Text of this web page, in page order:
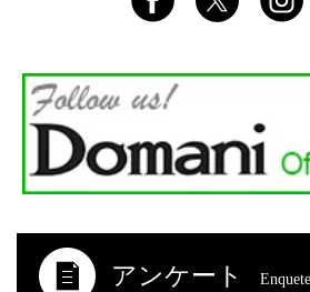
アンケート Enquete